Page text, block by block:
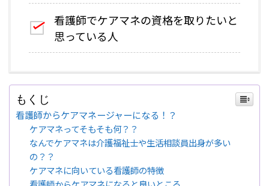
看護師でケアマネの資格を取りたいと
思っている人
もくじ
看護師からケアマネージャーになる！？
ケアマネってそもそも何？？
なんでケアマネは介護福祉士や生活相談員出身が多い
の？？
ケアマネに向いている看護師の特徴